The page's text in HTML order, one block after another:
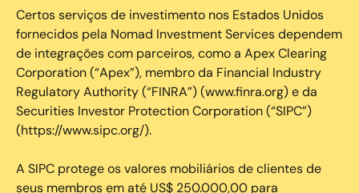
Certos serviços de investimento nos Estados Unidos
fornecidos pela Nomad Investment Services dependem
de integrações com parceiros, como a Apex Clearing
Corporation (“Apex”), membro da Financial Industry
Regulatory Authority (“FINRA”) (www.finra.org) e da
Securities Investor Protection Corporation (“SIPC”)
(https://www.sipc.org/).
A SIPC protege os valores mobiliários de clientes de
seus membros em até US$ 250.000,00 para